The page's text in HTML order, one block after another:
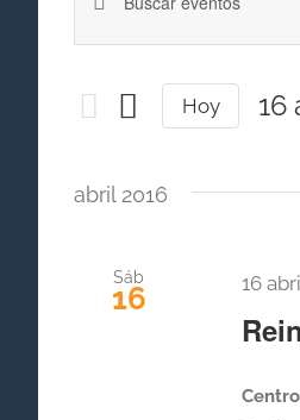
Navegación
de
búsqueda
y
de
palabra
Eventos
palabra
Hoy 16
abril 2016
Sáb
16 16